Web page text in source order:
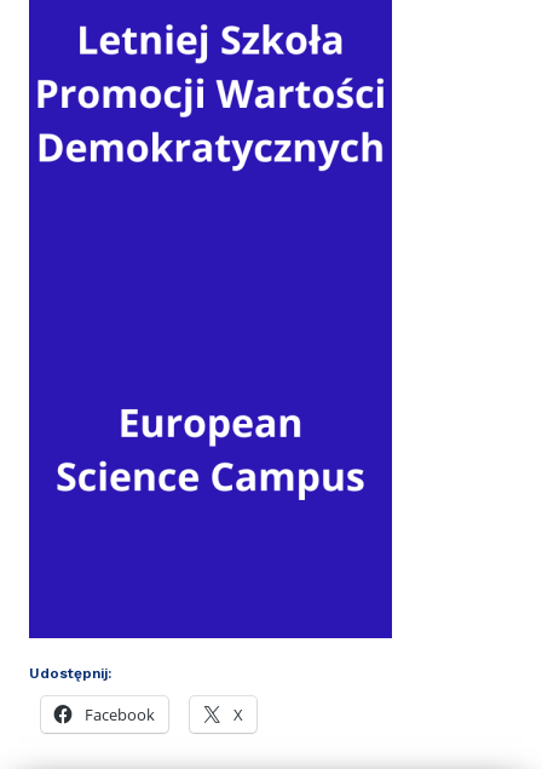
Udostępnij:
Facebook X